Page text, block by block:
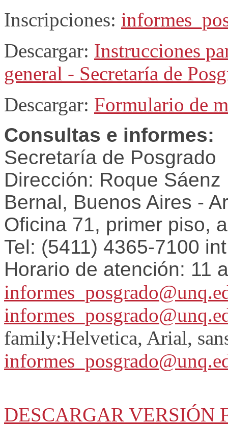
Inscripciones:
Descargar: Instrucciones
general - Secretaría de
Descargar: Formulario de
Consultas e informes:
Secretaría de Posgrado
Dirección: Roque
Bernal, Buenos Aires -
Oficina 71, primer piso,
Tel: (5411) 4365-7100
Horario de atención: 11
family:Helvetica, Arial,
DESCARGAR VERSIÓN